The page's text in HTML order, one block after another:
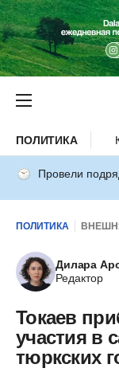
ПОЛИТИКА
Провели
ПОЛИТИКА
Дилара
Редактор
Токаев
участия в
тюркских